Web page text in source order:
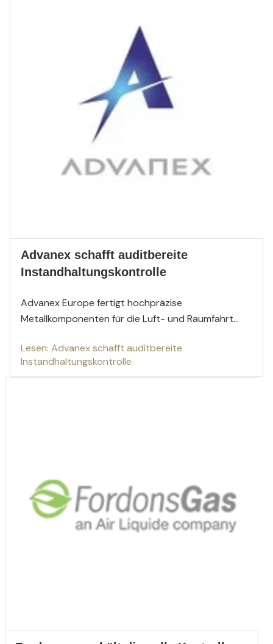
Advanex schafft auditbereite
Instandhaltungskontrolle
Advanex Europe fertigt hochpräzise
Metallkomponenten für die Luft- und Raumfahrt...
Lesen: Advanex schafft auditbereite
Instandhaltungskontrolle